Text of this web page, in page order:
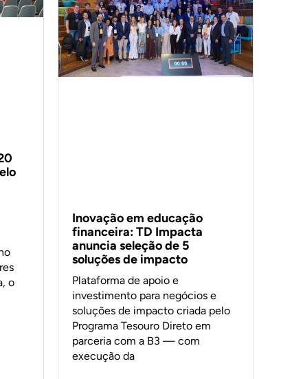
o
Inovação em educação
financeira: TD Impacta
anuncia seleção de 5
soluções de impacto
Plataforma de apoio e
investimento para negócios e
soluções de impacto criada pelo
Programa Tesouro Direto em
parceria com a B3 — com
execução da